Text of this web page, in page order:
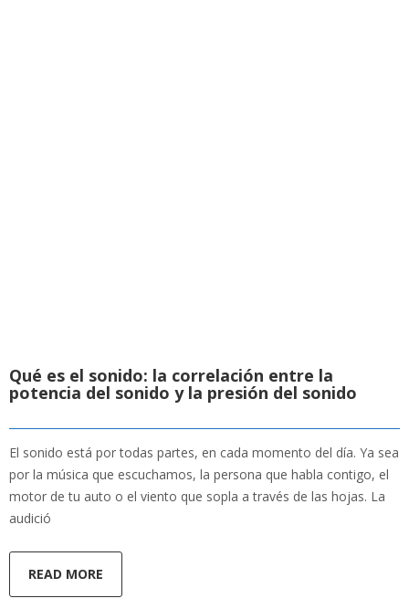
Qué es el sonido: la correlación entre la
potencia del sonido y la presión del sonido
El sonido está por todas partes, en cada momento del día. Ya sea
por la música que escuchamos, la persona que habla contigo, el
motor de tu auto o el viento que sopla a través de las hojas. La
audició
READ MORE